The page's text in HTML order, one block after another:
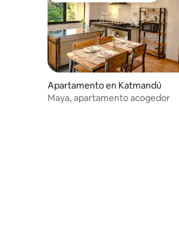
Apartamento en Katmandú
Maya, apartamento acogedor